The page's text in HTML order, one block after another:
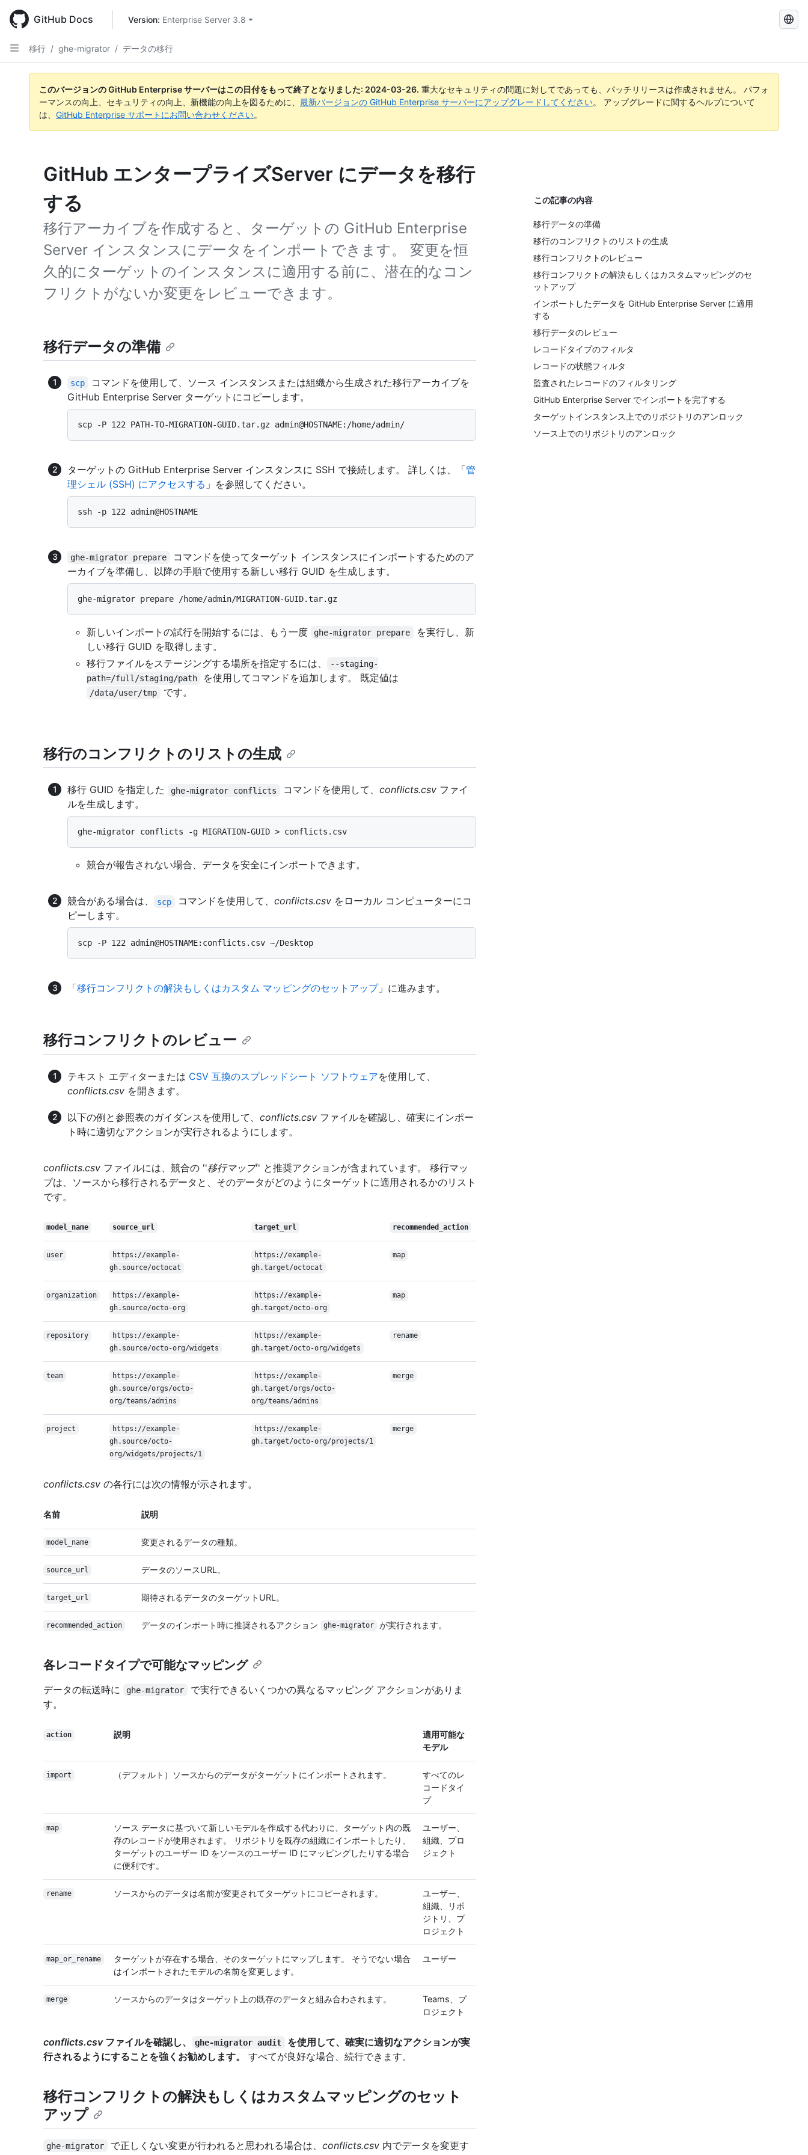
main
content
GitHub Docs Version: Enterprise Server 3.8
GitHub
検
索
移行 / ghe-migrator / データの移行
このバージョンの GitHub Enterprise サーバーはこの日付をもって終了となりました: 2024-03-26. 重大なセキュリティの問題に対してであっても、パッチリリースは作成されません。 パフォ
ーマンスの向上、セキュリティの向上、新機能の向上を図るために、 最新バージョンの GitHub Enterprise サーバーにアップグレードしてください。 アップグレードに関するヘルプについて
は、 GitHub Enterprise サポートにお問い合わせください。
GitHub エンタープライズServer にデータを移行
する
移行アーカイブを作成すると、ターゲットの GitHub Enterprise
Server インスタンスにデータをインポートできます。 変更を恒
久的にターゲットのインスタンスに適用する前に、潜在的なコン
フリクトがないか変更をレビューできます。
この記事の内容
移行データの準備
移行のコンフリクトのリストの生成
移行コンフリクトのレビュー
移行コンフリクトの解決もしくはカスタムマッピングのセ
ットアップ
インポートしたデータを GitHub Enterprise Server に適用
する
移行データのレビュー
レコードタイプのフィルタ
レコードの状態フィルタ
監査されたレコードのフィルタリング
GitHub Enterprise Server でインポートを完了する
ターゲットインスタンス上でのリポジトリのアンロック
ソース上でのリポジトリのアンロック
移行データの準備
scp
コマンドを使用して、ソース インスタンスまたは組織から生成された移行アーカイブを
GitHub Enterprise Server ターゲットにコピーします。
ターゲットの GitHub Enterprise Server インスタンスに SSH で接続します。 詳しくは、「管
理シェル (SSH) にアクセスする 」を参照してください。
ghe-migrator prepare
コマンドを使ってターゲット インスタンスにインポートするためのア
ーカイブを準備し、以降の手順で使用する新しい移行 GUID を生成します。
新しいインポートの試行を開始するには、もう一度 ghe-migrator prepare
を実行し、新
しい移行 GUID を取得します。
移行ファイルをステージングする場所を指定するには、
--staging-
path=/full/staging/path
を使用してコマンドを追加します。 既定値は
/data/user/tmp です。
移行のコンフリクトのリストの生成
移行 GUID を指定した ghe-migrator conflicts コマンドを使用して、 conflicts.csvファイ
ルを生成します。
競合が報告されない場合、データを安全にインポートできます。
競合がある場合は、 scp コマンドを使用して、 conflicts.csvをローカル コンピューターにコ
ピーします。
「移行コンフリクトの解決もしくはカスタム マッピングのセットアップ」に進みます。
移行コンフリクトのレビュー
テキスト エディターまたは CSV 互換のスプレッドシート ソフトウェアを使用して、
conflicts.csv を開きます。
以下の例と参照表のガイダンスを使用して、 conflicts.csv ファイルを確認し、確実にインポー
ト時に適切なアクションが実行されるようにします。
conflicts.csv ファイルには、競合の ''移行マップ'' と推奨アクションが含まれています。 移行マッ
プは、ソースから移行されるデータと、そのデータがどのようにターゲットに適用されるかのリスト
です。
model_name source_url target_url recommended_action
user
https://example-
gh.source/octocat
https://example-
gh.target/octocat
map
organization
https://example-
gh.source/octo-org
https://example-
gh.target/octo-org
map
repository
https://example-
gh.source/octo-org/widgets
https://example-
gh.target/octo-org/widgets
rename
team
https://example-
gh.source/orgs/octo-
org/teams/admins
https://example-
gh.target/orgs/octo-
org/teams/admins
merge
project
https://example-
gh.source/octo-
org/widgets/projects/1
https://example-
gh.target/octo-org/projects/1
merge
conflicts.csv の各行には次の情報が示されます。
名前 説明
model_name 変更されるデータの種類。
source_url データのソースURL。
target_url 期待されるデータのターゲットURL。
recommended_action データのインポート時に推奨されるアクション ghe-migrator が実行されます。
各レコードタイプで可能なマッピング
データの転送時に ghe-migrator
で実行できるいくつかの異なるマッピング アクションがありま
す。
action 説明
適用可能な
モデル
import （デフォルト）ソースからのデータがターゲットにインポートされます。
すべてのレ
コードタイ
プ
map
ソース データに基づいて新しいモデルを作成する代わりに、ターゲット内の既
存のレコードが使用されます。 リポジトリを既存の組織にインポートしたり、
ターゲットのユーザー ID をソースのユーザー ID にマッピングしたりする場合
に便利です。
ユーザー、
組織、プロ
ジェクト
rename ソースからのデータは名前が変更されてターゲットにコピーされます。
ユーザー、
組織、リポ
ジトリ、プ
ロジェクト
map_or_rename
ターゲットが存在する場合、そのターゲットにマップします。 そうでない場合
はインポートされたモデルの名前を変更します。
ユーザー
merge ソースからのデータはターゲット上の既存のデータと組み合わされます。
Teams、プ
ロジェクト
conflicts.csvファイルを確認し、 ghe-migrator audit
を使用して、確実に適切なアクションが実
行されるようにすることを強くお勧めします。
すべてが良好な場合、続行できます。
移行コンフリクトの解決もしくはカスタムマッピングのセット
アップ
ghe-migrator で正しくない変更が行われると思われる場合は、 conflicts.csv内でデータを変更す